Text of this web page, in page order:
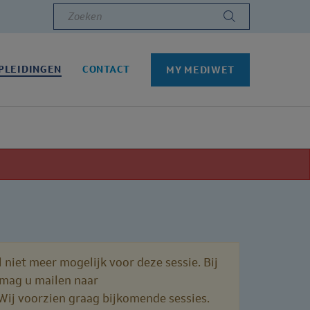
Zoeken
CONTACT MY MEDIWET
meer mogelijk voor deze sessie. Bij
u mailen naar
voorzien graag bijkomende sessies.